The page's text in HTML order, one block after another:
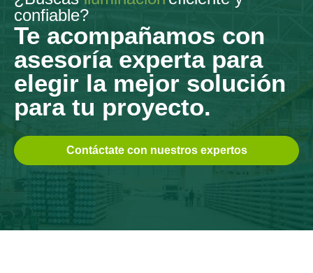
confiable?
Te acompañamos con
asesoría experta para
elegir la mejor solución
para tu proyecto.
Contáctate con nuestros expertos